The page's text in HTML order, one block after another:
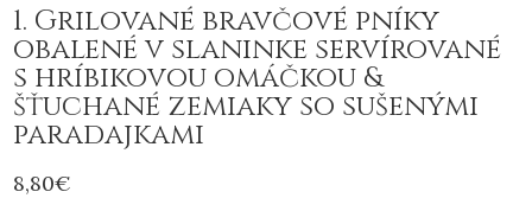
1. Grilované bravčové pníky
obalené v slaninke servírované
s hríbikovou omáčkou &
šťuchané zemiaky so sušenými
paradajkami
8,80€